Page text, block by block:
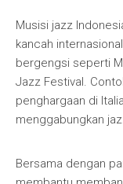
Musisi jazz
kancah
bergengsi seperti
Jazz Festival.
penghargaan di
menggabungkan
Bersama dengan